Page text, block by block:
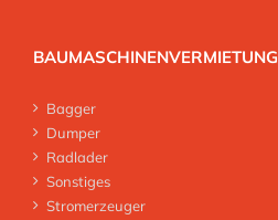
BAUMASCHINENVERMIETUNG
Bagger
Dumper
Radlader
Sonstiges
Stromerzeuger